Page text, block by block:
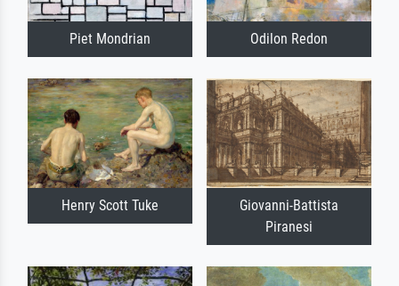
Piet Mondrian Odilon Redon
Henry Scott Tuke
Giovanni-Battista
Piranesi